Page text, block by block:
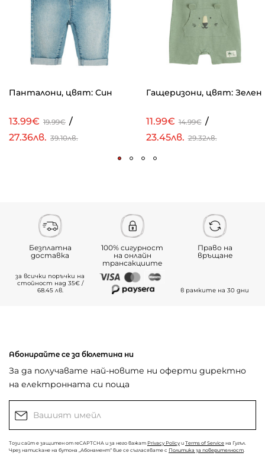
Панталони, цвят: Син
13.99€ 19.99€ /
27.36лв. 39.10лв.
Гащеризони, цвят: Зелен
11.99€ 14.99€ /
23.45лв. 29.32лв.
Безплатна
доставка
за всички поръчки на
стойност над 35€ /
68.45 лв.
100% сигурност
на онлайн
трансакциите
Право на
връщане
в рамките на 30 дни
Абонирайте се за бюлетина ни
За да получавате най-новите ни оферти директно
на електронната си поща
Този сайт е защитен от reCAPTCHA и за него важат Privacy Policy и Terms of Service на Гугъл.
Чрез натискане на бутона „Абонамент“ вие се съгласявате с Политика за поверителност